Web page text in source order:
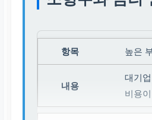
높은
대기
비용